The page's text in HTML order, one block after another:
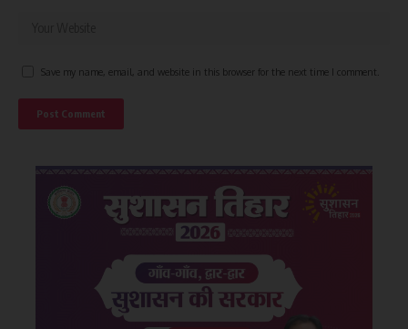
Save my name, email, and website in this browser for the next time I comment.